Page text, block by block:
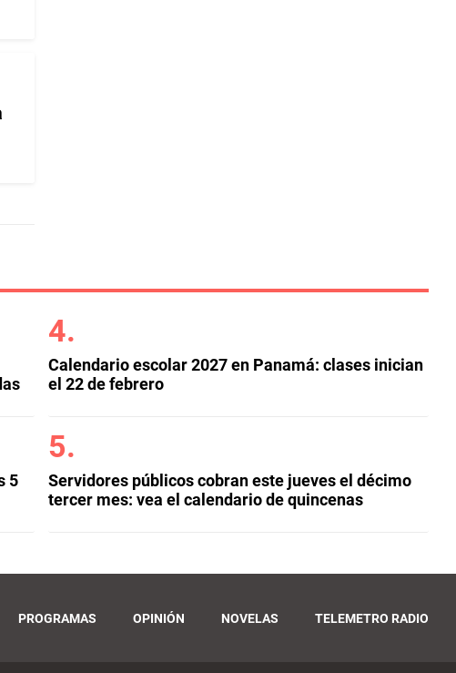
5
Calendario escolar 2027 en Panamá: clases inician
el 22 de febrero
Servidores públicos cobran este jueves el décimo
tercer mes: vea el calendario de quincenas
PROGRAMAS OPINIÓN NOVELAS TELEMETRO RADIO